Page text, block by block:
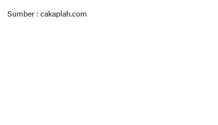
Sumber : cakaplah.com